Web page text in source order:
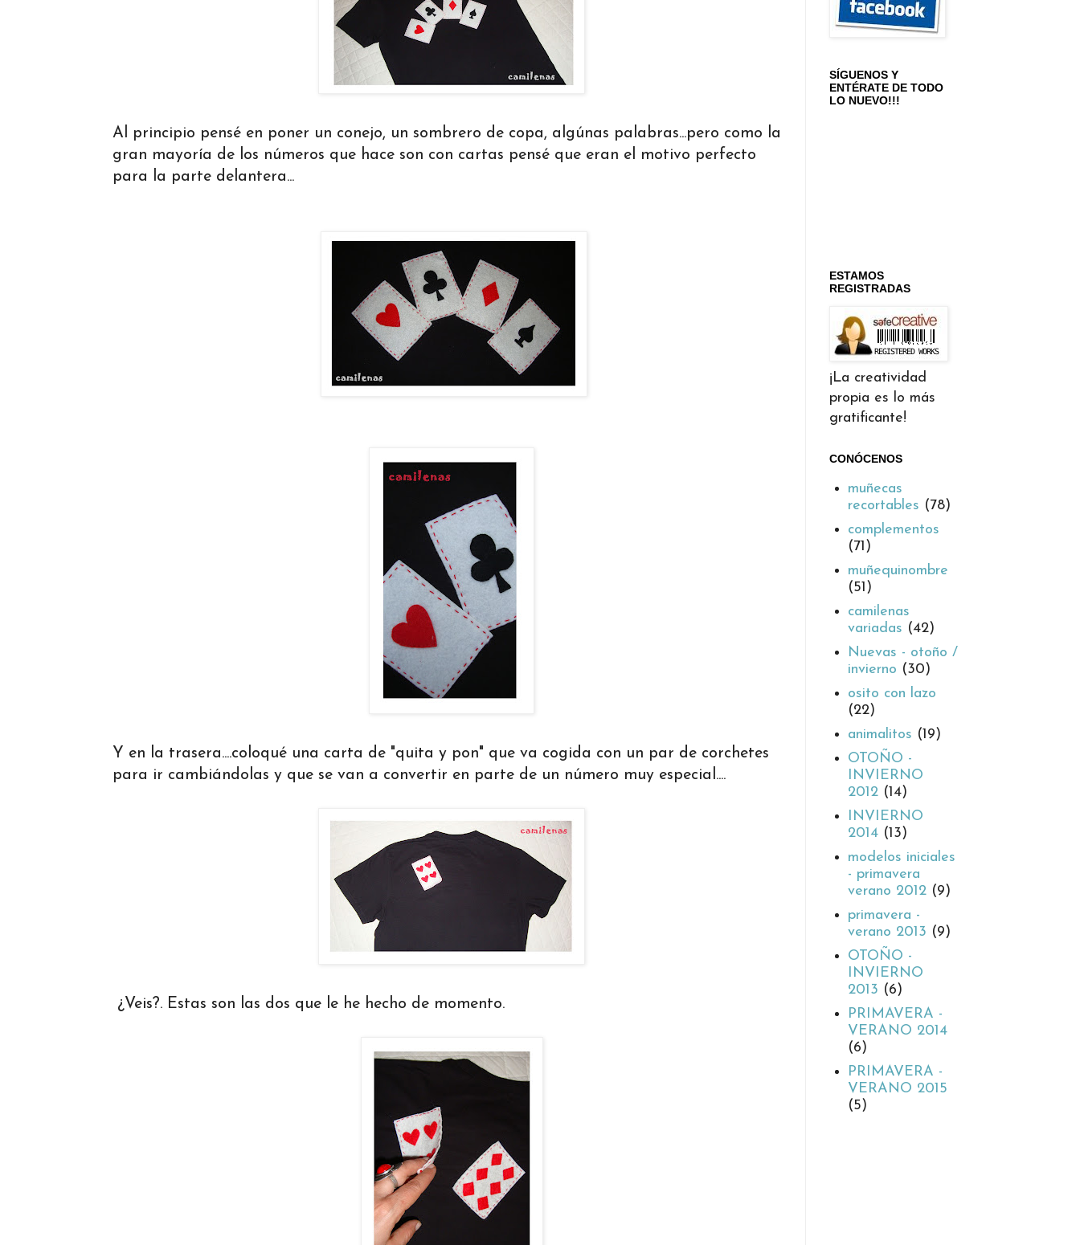
Al principio pensé en poner un conejo, un sombrero de copa, algúnas palabras...pero como la
gran mayoría de los números que hace son con cartas pensé que eran el motivo perfecto
para la parte delantera...
Y en la trasera....coloqué una carta de "quita y pon" que va cogida con un par de corchetes
para ir cambiándolas y que se van a convertir en parte de un número muy especial....
¿Veis?. Estas son las dos que le he hecho de momento.
SÍGUENOS Y
ENTÉRATE DE TODO
LO NUEVO!!!
ESTAMOS
REGISTRADAS
¡La creatividad
propia es lo más
gratificante!
CONÓCENOS
muñecas
recortables (78)
complementos
(71)
muñequinombre
(51)
camilenas
variadas (42)
Nuevas - otoño /
invierno (30)
osito con lazo
(22)
animalitos (19)
OTOÑO -
INVIERNO
2012 (14)
INVIERNO
2014 (13)
modelos iniciales
- primavera
verano 2012 (9)
primavera -
verano 2013 (9)
OTOÑO -
INVIERNO
2013 (6)
PRIMAVERA -
VERANO 2014
(6)
PRIMAVERA -
VERANO 2015
(5)